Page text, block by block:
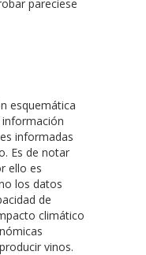
pareciese
esquemática
informadas
Es de notar
ello es
los datos
de
climático
vinos.